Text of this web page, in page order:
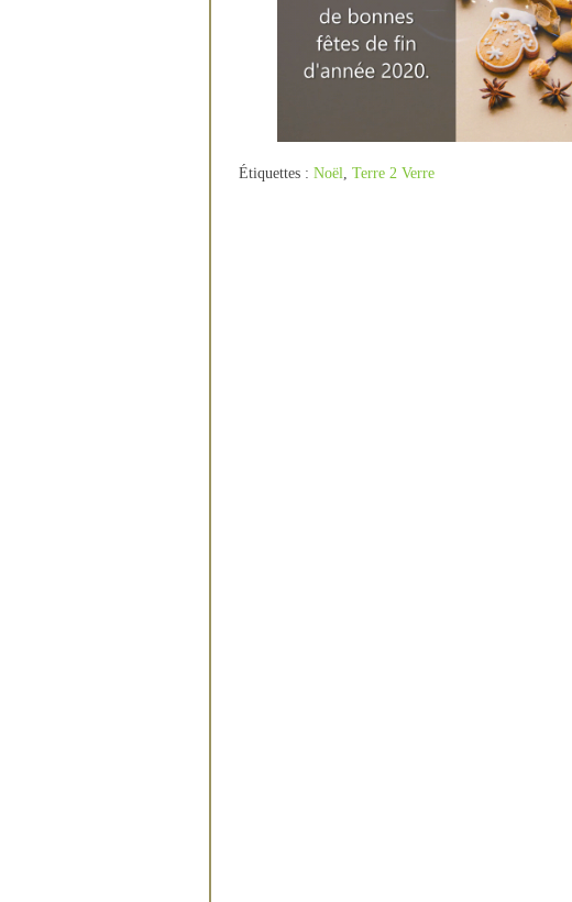
Étiquettes : Noël Terre 2 Verre